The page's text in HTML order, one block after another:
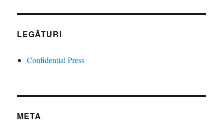
LEGĂTURI
Confidential Press
META